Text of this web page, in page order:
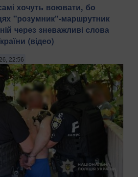
хочуть воювати, бо
"розумник"-маршрутник
через зневажливі слова
(відео)
22:56